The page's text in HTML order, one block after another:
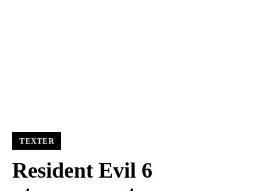
TEXTER
Resident Evil 6